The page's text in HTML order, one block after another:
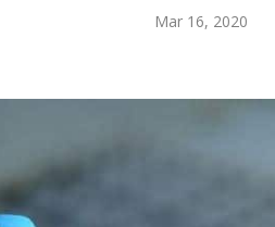
Mar 16, 2020